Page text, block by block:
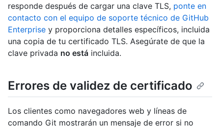
responde después de cargar una clave TLS, ponte en
contacto con el equipo de soporte técnico de GitHub
Enterprise y proporciona detalles específicos, incluida
una copia de tu certificado TLS. Asegúrate de que la
clave privada no está incluida.
Errores de validez de certificado
Los clientes como navegadores web y líneas de
comando Git mostrarán un mensaje de error si no